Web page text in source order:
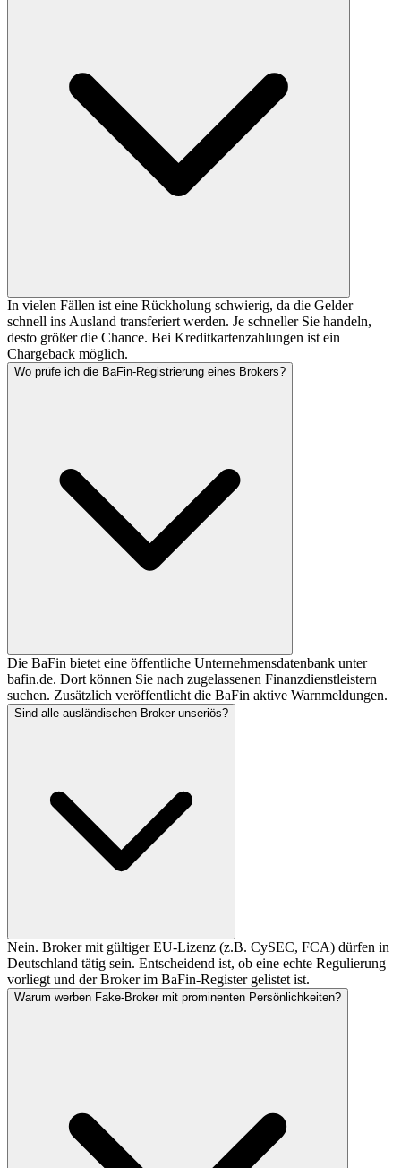
In vielen Fällen ist eine Rückholung schwierig, da die Gelder
schnell ins Ausland transferiert werden. Je schneller Sie handeln,
desto größer die Chance. Bei Kreditkartenzahlungen ist ein
Chargeback möglich.
Wo prüfe ich die BaFin-Registrierung eines Brokers?
Die BaFin bietet eine öffentliche Unternehmensdatenbank unter
bafin.de. Dort können Sie nach zugelassenen Finanzdienstleistern
suchen. Zusätzlich veröffentlicht die BaFin aktive Warnmeldungen.
Sind alle ausländischen Broker unseriös?
Nein. Broker mit gültiger EU-Lizenz (z.B. CySEC, FCA) dürfen in
Deutschland tätig sein. Entscheidend ist, ob eine echte Regulierung
vorliegt und der Broker im BaFin-Register gelistet ist.
Warum werben Fake-Broker mit prominenten Persönlichkeiten?